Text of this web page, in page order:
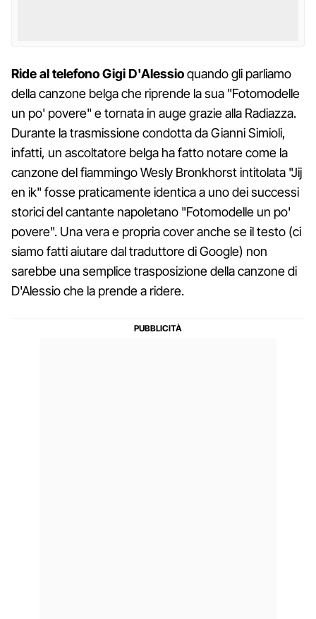
Ride al telefono Gigi D'Alessioquando gli parliamo
della canzone belga che riprende la sua "Fotomodelle
un po' povere" e tornata in auge grazie alla Radiazza.
Durante la trasmissione condotta da Gianni Simioli,
infatti, un ascoltatore belga ha fatto notare come la
canzone del fiammingo Wesly Bronkhorst intitolata "Jij
en ik" fosse praticamente identica a uno dei successi
storici del cantante napoletano "Fotomodelle un po'
povere". Una vera e propria cover anche se il testo (ci
siamo fatti aiutare dal traduttore di Google) non
sarebbe una semplice trasposizione della canzone di
D'Alessio che la prende a ridere.